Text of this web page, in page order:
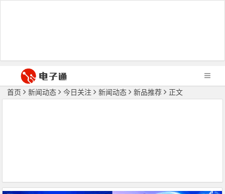
首页 新闻动态 今日关注 新闻动态 新品推荐 正文